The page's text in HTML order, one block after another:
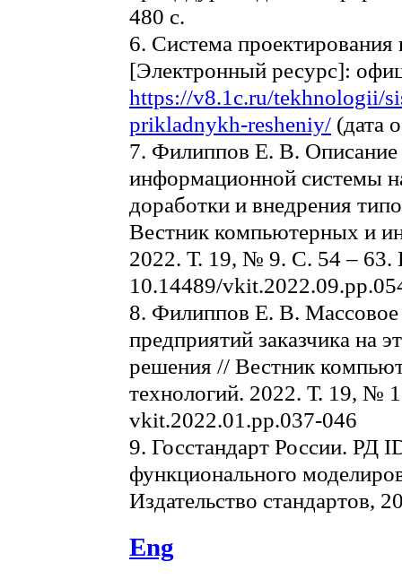
480 с.
6. Система
[Электронный ресурс]:
https://v8.1c.ru/tekhnologii/
prikladnykh-resheniy/ (дата
7. Филиппов Е. В.
информационной системы
доработки и внедрения
Вестник компьютерных и
2022. Т. 19, № 9. C. 54 – 63.
10.14489/
8. Филиппов Е. В. Массовое
предприятий заказчика на
решения // Вестник
технологий. 2022. Т. 19, №
vkit.2022.01.pp.037-046
9. Госстандарт России. РД
функционального
Издательство стандартов,
Eng